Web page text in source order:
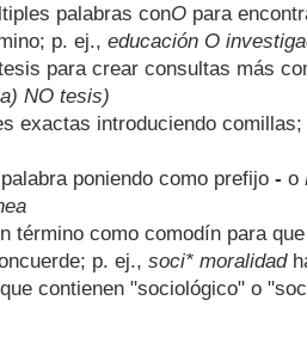
palabras conO para
p. ej., educación O
para crear consultas más
NO tesis)
exactas introduciendo
poniendo como prefijo - o
término como comodín para
p. ej., soci* moralidad
contienen "sociológico" o